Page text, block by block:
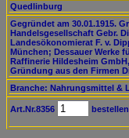
Quedlinburg
Gegründet am 30.01.1915.
Handelsgesellschaft Gebr.
Landesökonomierat F. v.
München; Dessauer Werke
Raffinerie Hildesheim
Gründung aus den Firmen
Branche: Nahrungsmittel &
Art.Nr.8356 bestellen